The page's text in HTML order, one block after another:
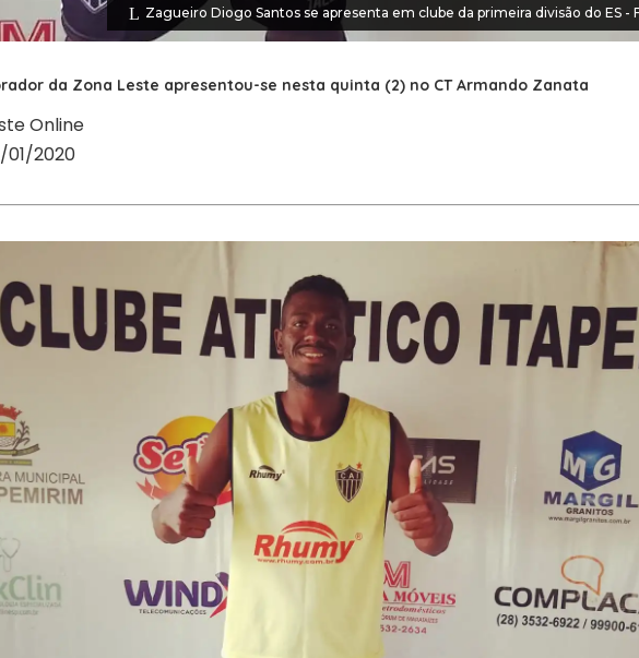
Zagueiro Diogo Santos se apresenta em clube da primeira divisão do ES -
da Zona Leste apresentou-se nesta quinta (2) no CT Armando Zanata
Online
01/2020